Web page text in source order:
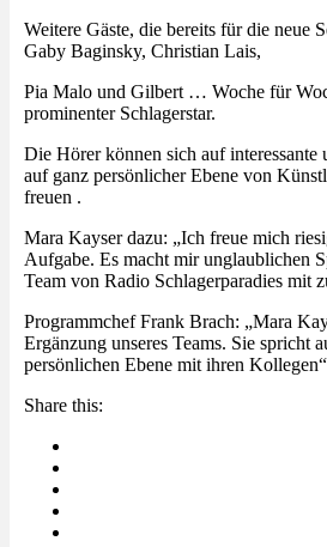
Weitere Gäste, die bereits für die neue
Gaby Baginsky, Christian Lais,
Pia Malo und Gilbert … Woche für
prominenter Schlagerstar.
Die Hörer können sich auf interessante
auf ganz persönlicher Ebene von
freuen .
Mara Kayser dazu: „Ich freue mich
Aufgabe. Es macht mir unglaublichen
Team von Radio Schlagerparadies mit
Programmchef Frank Brach: „Mara
Ergänzung unseres Teams. Sie spricht
persönlichen Ebene mit ihren
Share this: